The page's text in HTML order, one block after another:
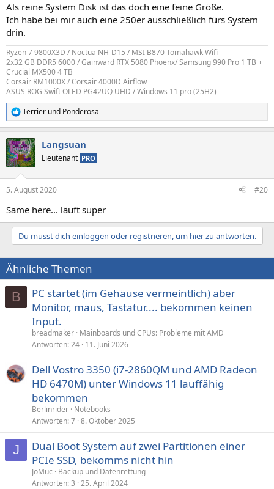
:
Als reine System Disk ist das doch eine feine Größe.
Ich habe bei mir auch eine 250er ausschließlich fürs System
drin.
Ryzen 7 9800X3D / Noctua NH-D15 / MSI B870 Tomahawk Wifi
2x32 GB DDR5 6000 / Gainward RTX 5080 Phoenx/ Samsung 990 Pro 1 TB +
Crucial MX500 4 TB
Corsair RM1000X / Corsair 4000D Airflow
ASUS ROG Swift OLED PG42UQ UHD / Windows 11 pro (25H2)
R
e
k
t
i
e
:
Terrier und Ponderosa
Langsuan
Lieutenant PRO
5. August 2020 #20
Same here... läuft super
Du musst dich einloggen oder registrieren, um hier zu antworten.
Ähnliche Themen
B
PC startet (im Gehäuse vermeintlich) aber
Monitor, maus, Tastatur.... bekommen keinen
Input.
breadmaker Mainboards und CPUs: Probleme mit AMD
Antworten 24 11. Juni 2026
Dell Vostro 3350 (i7-2860QM und AMD Radeon
HD 6470M) unter Windows 11 lauffähig
bekommen
Berlinrider Notebooks
Antworten 7 8. Oktober 2025
J
Dual Boot System auf zwei Partitionen einer
PCIe SSD, bekomms nicht hin
JoMuc
Backup und Datenrettung
Antworten 3 25. April 2024